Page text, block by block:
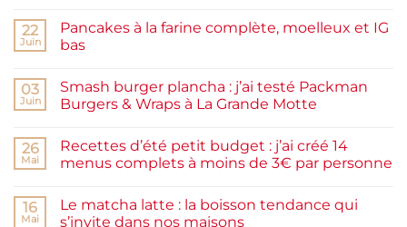
Confiture
de
prunes
et
rapide
22
Juin
Pancakes à la farine complète, moelleux et IG
bas
sur
Pancakes
à
complète,
moelleux
et
03
Juin
Smash burger plancha : j’ai testé Packman
Burgers & Wraps à La Grande Motte
sur
Smash
burger
testé
Packman
26
Mai
Recettes d’été petit budget : j’ai créé 14
menus complets à moins de 3€ par personne
sur
Recettes
16
Mai
Le matcha latte : la boisson tendance qui
s’invite dans nos maisons